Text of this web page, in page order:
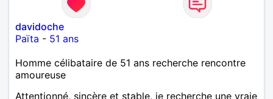
davidoche
Païta - 51 ans
Homme célibataire de 51 ans recherche rencontre
amoureuse
Attentionné, sincère et stable, je recherche une vraie